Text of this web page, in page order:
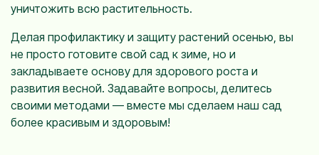
уничтожить всю растительность.
Делая профилактику и защиту растений осенью, вы
не просто готовите свой сад к зиме, но и
закладываете основу для здорового роста и
развития весной. Задавайте вопросы, делитесь
своими методами — вместе мы сделаем наш сад
более красивым и здоровым!